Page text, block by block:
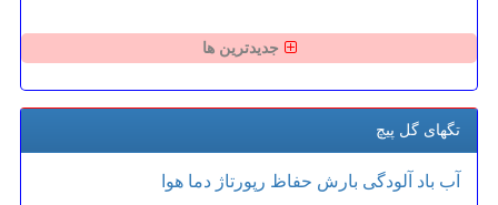
جدیدترین ها
تگهای گل پیچ
آب باد آلودگی بارش حفاظ رپورتاژ دما هوا